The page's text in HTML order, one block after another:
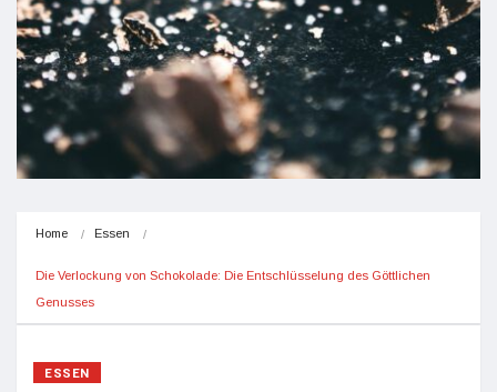
Home Essen
Die Verlockung von Schokolade: Die Entschlüsselung des Göttlichen
Genusses
ESSEN